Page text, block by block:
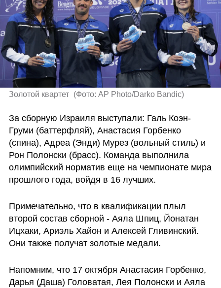
Золотой квартет (Фото: AP Photo/Darko Bandic)
За сборную Израиля выступали: Галь Коэн-
Груми (баттерфляй), Анастасия Горбенко
(спина), Адреа (Энди) Мурез (вольный стиль) и
Рон Полонски (брасс). Команда выполнила
олимпийский норматив еще на чемпионате мира
прошлого года, войдя в 16 лучших.
Примечательно, что в квалификации плыл
второй состав сборной - Аяла Шпиц, Йонатан
Ицхаки, Ариэль Хайон и Алексей Гливинский.
Они также получат золотые медали.
Напомним, что 17 октября Анастасия Горбенко,
Дарья (Даша) Головатая, Лея Полонски и Аяла